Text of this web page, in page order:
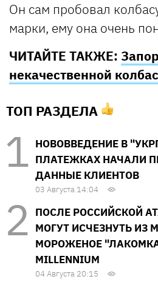
Он сам пробовал
марки, ему она очень
ЧИТАЙТЕ ТАКЖЕ:
некачественной
ТОП РАЗДЕЛА
НОВОВВЕДЕНИЕ В
ПЛАТЕЖКАХ НАЧАЛИ
ДАННЫЕ КЛИЕНТОВ
03 Августа 14:04
ПОСЛЕ РОССИЙСКОЙ
МОГУТ ИСЧЕЗНУТЬ ИЗ
МОРОЖЕНОЕ
MILLENNIUM
04 Августа 20:15